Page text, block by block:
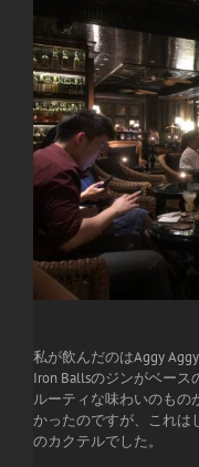
私が飲んだのはAggy
Iron Ballsのジンがベー
ルーティな味わいのもの
かったのですが、これは
のカクテルでした。